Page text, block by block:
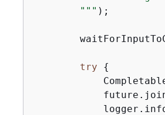
        "
"" );
try
{